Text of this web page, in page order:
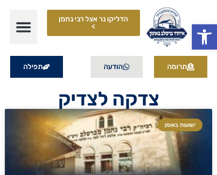
פתח סרגל נגישות
הדליקו נר אצל רבי נחמן
>
תרומה הודעה תפילה
צדקה לצדיק
ישועות באומן